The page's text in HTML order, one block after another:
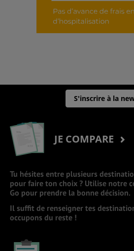
S'inscrire à la
JE COMPARE
Tu hésites entre plusieurs
pour faire ton choix ? Utilise notre
Go pour prendre la bonne décision.
Il suffit de renseigner tes
occupons du reste !